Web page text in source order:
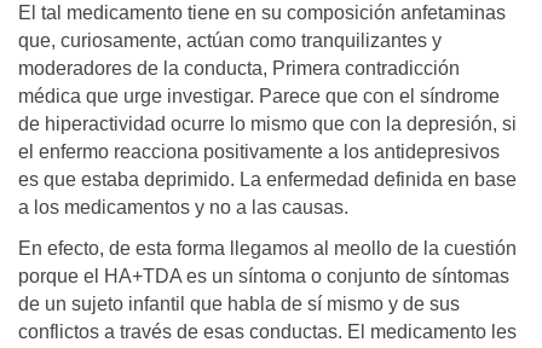
El tal medicamento tiene en su composición anfetaminas
que, curiosamente, actúan como tranquilizantes y
moderadores de la conducta, Primera contradicción
médica que urge investigar. Parece que con el síndrome
de hiperactividad ocurre lo mismo que con la depresión, si
el enfermo reacciona positivamente a los antidepresivos
es que estaba deprimido. La enfermedad definida en base
a los medicamentos y no a las causas.
En efecto, de esta forma llegamos al meollo de la cuestión
porque el HA+TDA es un síntoma o conjunto de síntomas
de un sujeto infantil que habla de sí mismo y de sus
conflictos a través de esas conductas. El medicamento les